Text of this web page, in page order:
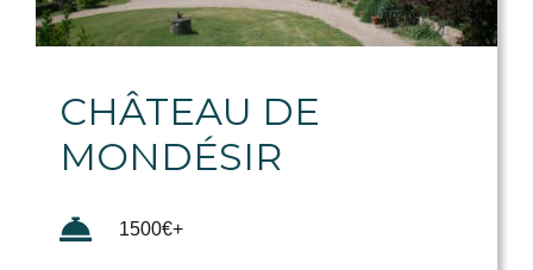
CHÂTEAU DE
MONDÉSIR
1500€+